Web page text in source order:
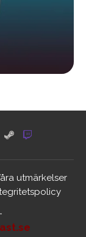
utmärkelser